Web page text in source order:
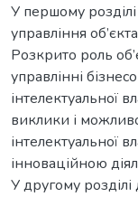
У першому
управління
Розкрито роль
управлінні
інтелектуальної
виклики і
інтелектуальної
інноваційною
У другому розділі